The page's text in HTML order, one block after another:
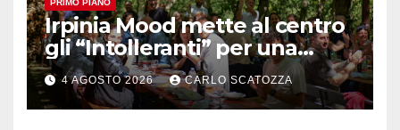
PRIMO PIANO
Irpinia Mood mette al centro
gli “Intolleranti” per una
rivoluzione sostenibile del
cibo
4 AGOSTO 2026 CARLO SCATOZZA